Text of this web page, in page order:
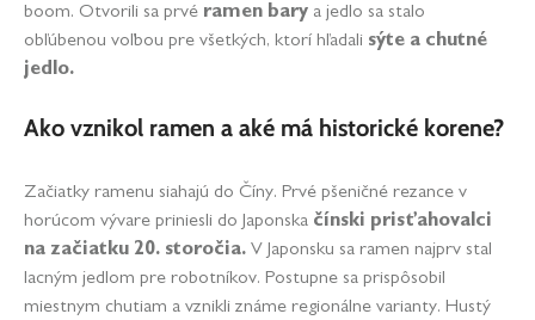
boom. Otvorili sa prvé ramen bary a jedlo sa stalo
obľúbenou voľbou pre všetkých, ktorí hľadali sýte a chutné
jedlo.
Ako vznikol ramen a aké má historické korene?
Začiatky ramenu siahajú do Číny. Prvé pšeničné rezance v
horúcom vývare priniesli do Japonska čínski prisťahovalci
na začiatku 20. storočia. V Japonsku sa ramen najprv stal
lacným jedlom pre robotníkov. Postupne sa prispôsobil
miestnym chutiam a vznikli známe regionálne varianty. Hustý